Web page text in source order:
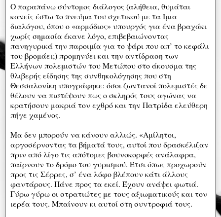
Ο παραπάνω σύντομος διάλογος (αλήθεια, θυμάται
κανείς έστω το πνεύμα του σχετικού με τα Ίμια
διαλόγου, όπου ο «αρμόδιος» υπουργός για ένα βραχάκι
χωρίς σημασία έκανε λόγο, επιβεβαιώνοντας
πανηγυρικά την παροιμία για το ψάρι που απ’ το κεφάλι
του βρομάει;) προμηνύει και την αντίδραση των
Ελλήνων πολεμιστών του Μετώπου στο άκουσμα της
θλιβερής είδησης της συνθηκολόγησης που στη
Θεσσαλονίκη υπογράφηκε: όσοι ζωντανοί πολεμιστές δε
θέλουν να πιστέψουν πως ο σκληρός τους αγώνας να
κρατήσουν μακριά τον εχθρό και την Πατρίδα ελεύθερη
πήγε χαμένος.
Μα δεν μπορούν να κάνουν αλλιώς. «Αμίλητοι,
αργοσέρνοντας τα βήματά τους, αυτοί που δρασκέλιζαν
πριν από λίγο τις απότομες βουνοκορφές ανάλαφρα,
παίρνουν το δρόμο του γυρισμού. Έτσι όπως προχωρούν
προς τις Σέρρες, σ’ ένα λόφο βλέπουν κάτι άλλους
φαντάρους. Πάνε προς τα εκεί. Έχουν ανάψει φωτιά.
Γύρω γύρω οι στρατιώτες με τους αξιωματικούς και τον
ιερέα τους. Μπαίνουν κι αυτοί στη συντροφιά τους.